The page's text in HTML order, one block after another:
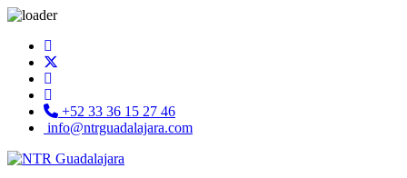
+52 33 36 15 27 46
info@ntrguadalajara.com